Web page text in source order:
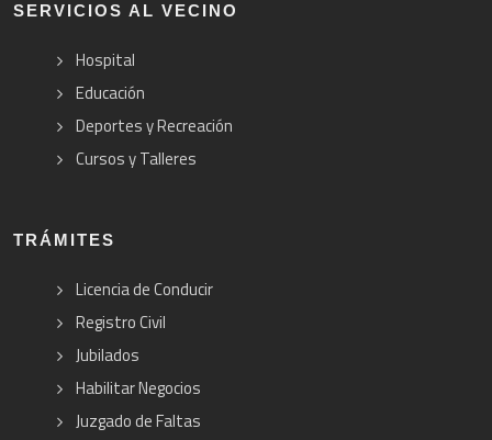
SERVICIOS AL VECINO
Hospital
Educación
Deportes y Recreación
Cursos y Talleres
TRÁMITES
Licencia de Conducir
Registro Civil
Jubilados
Habilitar Negocios
Juzgado de Faltas